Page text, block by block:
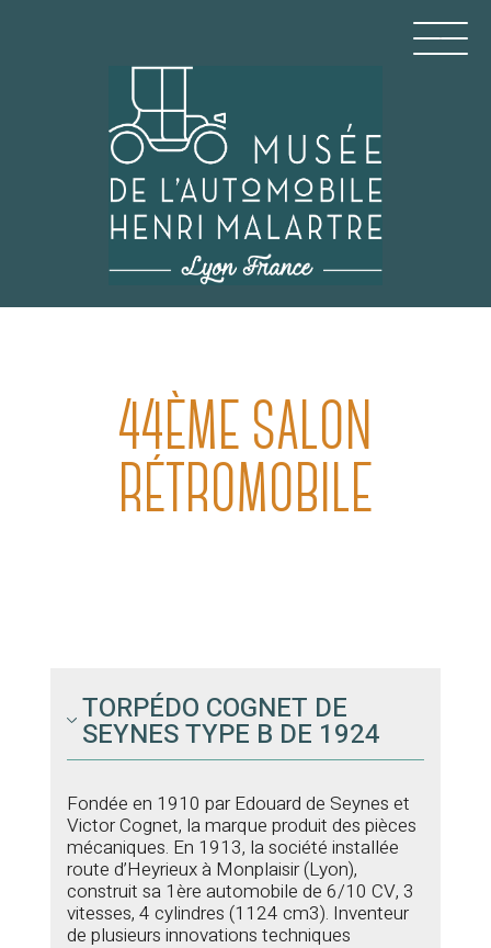
MUSÉE DE
44ÈME SALON
RÉTROMOBILE
TORPÉDO COGNET DE
SEYNES TYPE B DE 1924
Fondée en 1910 par Edouard de Seynes et
Victor Cognet, la marque produit des pièces
mécaniques. En 1913, la société installée
route d’Heyrieux à Monplaisir (Lyon),
construit sa 1ère automobile de 6/10 CV, 3
vitesses, 4 cylindres (1124 cm3). Inventeur
de plusieurs innovations techniques